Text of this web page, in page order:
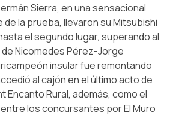
Sierra, en una sensacional
la prueba, llevaron su Mitsubishi
el segundo lugar, superando al
de Nicomedes Pérez-Jorge
insular fue remontando
al cajón en el último acto de
Encanto Rural, además, como el
los concursantes por El Muro